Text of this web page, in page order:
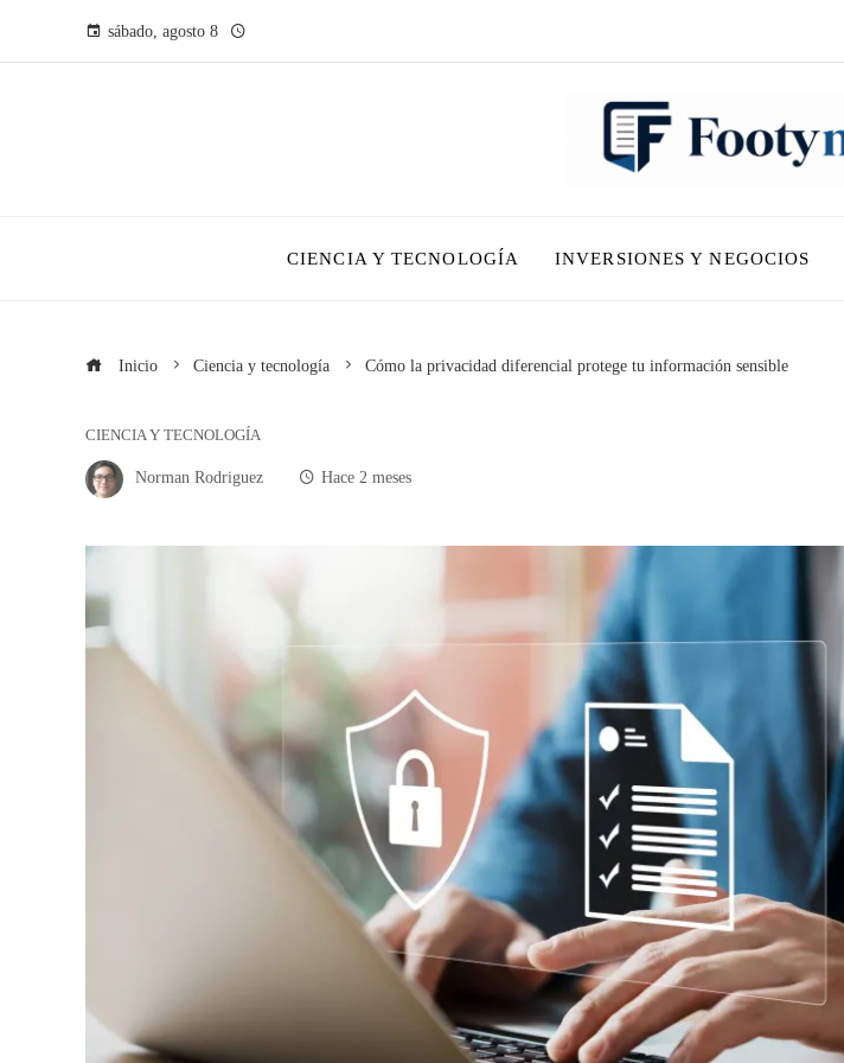
sábado, agosto 8
CIENCIA Y TECNOLOGÍA INVERSIONES Y NEGOCIOS
Inicio Ciencia y tecnología Cómo la privacidad diferencial protege tu información sensible
CIENCIA Y TECNOLOGÍA
Norman Rodriguez Hace 2 meses